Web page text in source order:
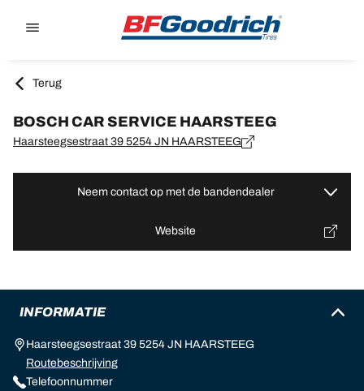
Terug
BOSCH CAR SERVICE HAARSTEEG
Haarsteegsestraat 39 5254 JN HAARSTEEG
Neem contact op met de bandendealer
Website
INFORMATIE
Haarsteegsestraat 39 5254 JN HAARSTEEG
Routebeschrijving
Telefoonnummer